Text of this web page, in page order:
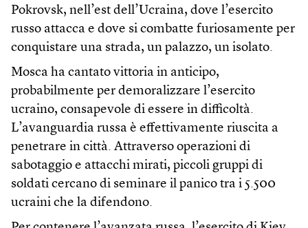
Pokrovsk, nell’est dell’Ucraina, dove l’esercito
russo attacca e dove si combatte furiosamente per
conquistare una strada, un palazzo, un isolato.
Mosca ha cantato vittoria in anticipo,
probabilmente per demoralizzare l’esercito
ucraino, consapevole di essere in difficoltà.
L’avanguardia russa è effettivamente riuscita a
penetrare in città. Attraverso operazioni di
sabotaggio e attacchi mirati, piccoli gruppi di
soldati cercano di seminare il panico tra i 5.500
ucraini che la difendono.